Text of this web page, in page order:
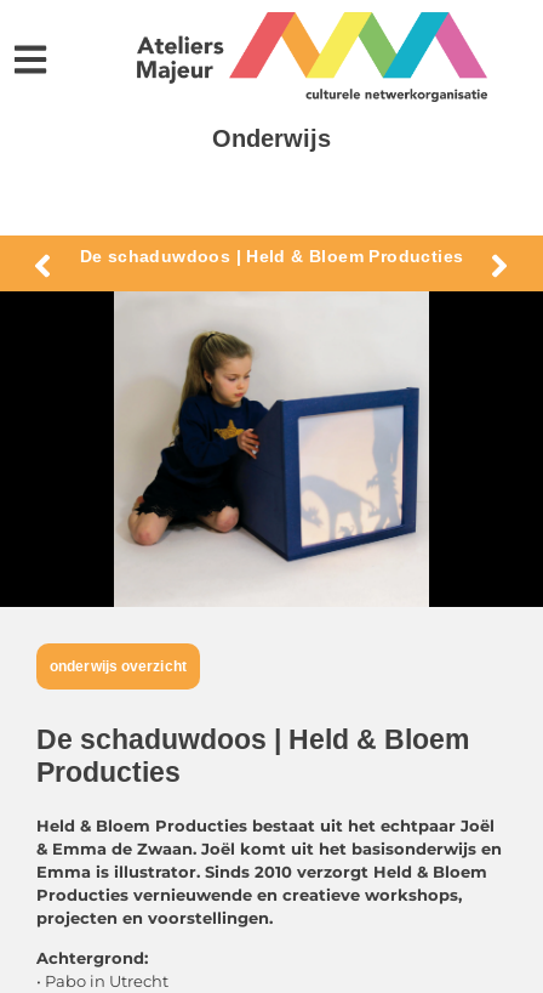
Onderwijs
De schaduwdoos | Held & Bloem Producties
onderwijs overzicht
De schaduwdoos | Held & Bloem
Producties
Held & Bloem Producties bestaat uit het echtpaar Joël
& Emma de Zwaan. Joël komt uit het basisonderwijs en
Emma is illustrator. Sinds 2010 verzorgt Held & Bloem
Producties vernieuwende en creatieve workshops,
projecten en voorstellingen.
Achtergrond:
• Pabo in Utrecht